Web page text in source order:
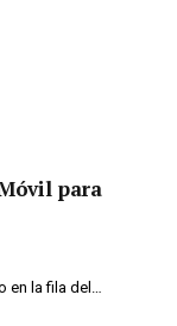
para
en la fila del…